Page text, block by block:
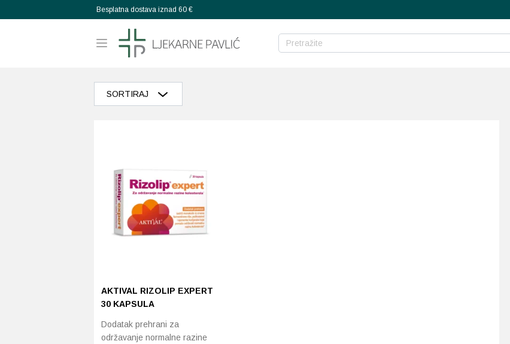
Besplatna dostava iznad 60 €
SORTIRAJ
Poredaj od zadnjeg
Razvrstaj po cijeni: manje do veće
Razvrstaj po cijeni: veće do manje
AKTIVAL RIZOLIP EXPERT
30 KAPSULA
Dodatak prehrani za
održavanje normalne razine